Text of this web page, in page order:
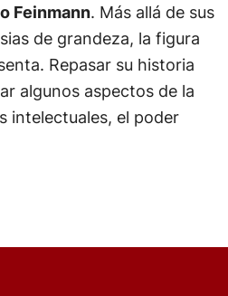
Feinmann. Más allá de sus
de grandeza, la figura
Repasar su historia
algunos aspectos de la
intelectuales, el poder